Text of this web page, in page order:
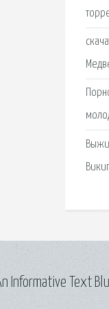
Informative Text